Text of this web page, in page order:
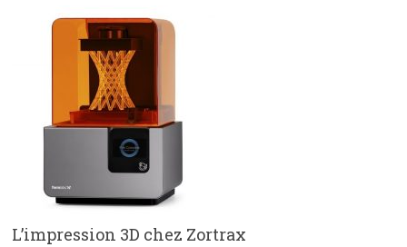
L’impression 3D chez Zortrax